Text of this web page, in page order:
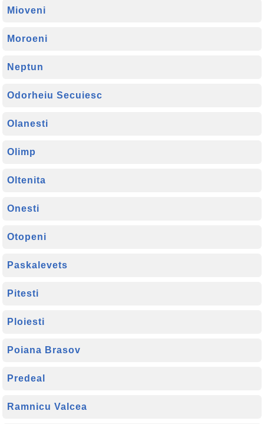
Mioveni
Moroeni
Neptun
Odorheiu Secuiesc
Olanesti
Olimp
Oltenita
Onesti
Otopeni
Paskalevets
Pitesti
Ploiesti
Poiana Brasov
Predeal
Ramnicu Valcea